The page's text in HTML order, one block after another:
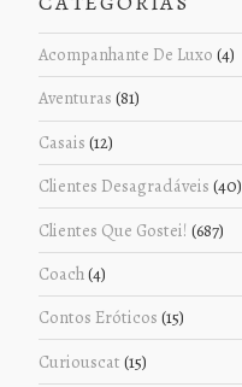
Acompanhante De Luxo (4)
Aventuras (81)
Casais (12)
Clientes Desagradáveis (40)
Clientes Que Gostei! (687)
Coach(4)
Contos Eróticos (15)
Curiouscat (15)